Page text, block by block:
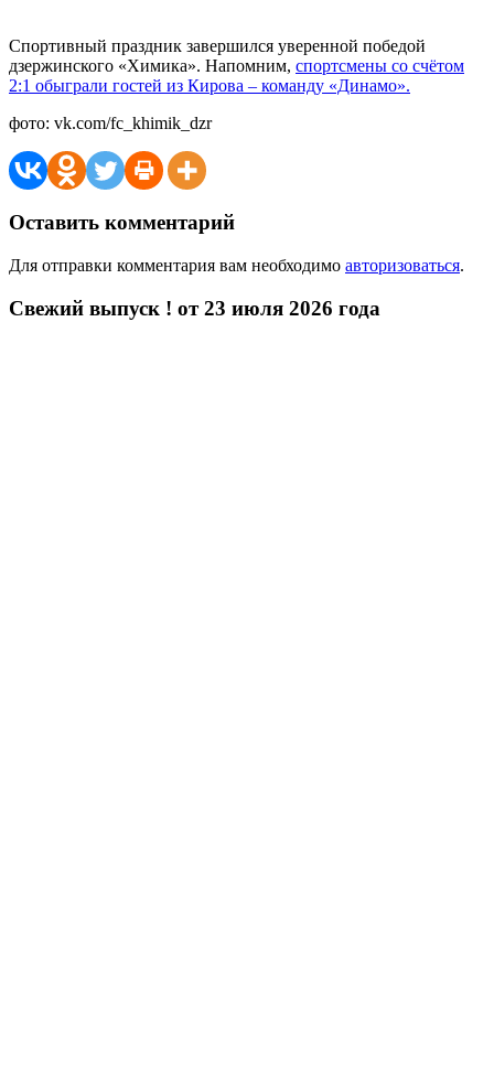
Спортивный праздник завершился уверенной победой
дзержинского «Химика». Напомним, спортсмены со счётом
2:1 обыграли гостей из Кирова – команду «Динамо».
фото: vk.com/fc_khimik_dzr
Оставить комментарий
Для отправки комментария вам необходимо авторизоваться.
Свежий выпуск ! от 23 июля 2026 года